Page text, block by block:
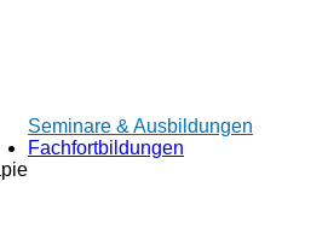
Seminare & Ausbildungen
Fachfortbildungen